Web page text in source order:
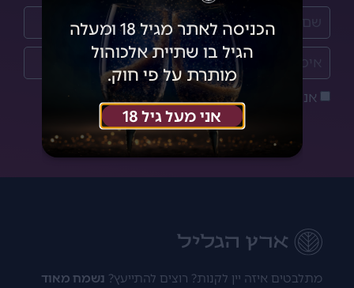
אני מאשר/ת אתמדיניות הפרטיות
הצטרפתי!
מתלבטים איזה יין לקנות? רוצים להתייעץ?נשמח מאוד
הכניסה לאתר מגיל 18 ומעלה
הגיל בו שתיית אלכוהול
מותרת על פי חוק.
אני מעל גיל 18